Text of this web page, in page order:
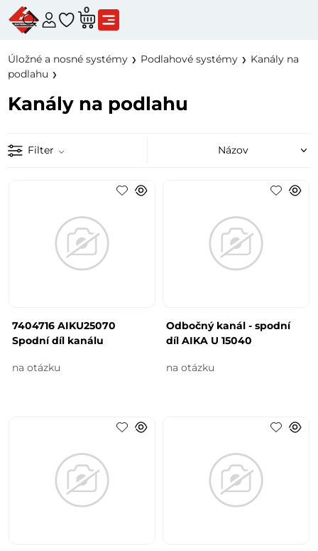
0
Úložné a nosné systémy Podlahové systémy
Kanály na
podlahu
Kanály na podlahu
Filter
7404716 AIKU25070
Spodní díl kanálu
na otázku
Odbočný kanál - spodní
díl AIKA U 15040
na otázku